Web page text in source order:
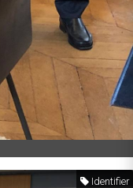
Identifier